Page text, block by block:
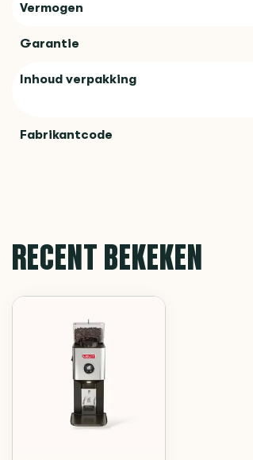
Vermogen
Garantie
Inhoud verpakking
Fabrikantcode
RECENT BEKEKEN